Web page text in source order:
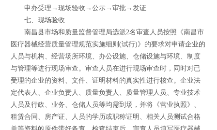
申办受理→现场验收→公示→审批→发证
七、现场验收
南昌县市场和质量监督管理局选派2名审查人员按照《南昌市
医疗器械经营质量管理规范实施细则(试行)》的要求对申请企业的
人员与机构、经营场所环境、办公设施、仓储设施与环境、制度
与管理等进行现场审查。审查人员在进行现场审查时，同时对已
受理的企业的资料、文件、证明材料的真实性进行核查。企业法
定代表人、企业负责人、质量负责人、质量管理人员、专业技术
人员及行政、业务、仓储人员等均需到场，并将《营业执照》、
租赁合同、房产证、人员的学历或职称证明、相关人员测试合格